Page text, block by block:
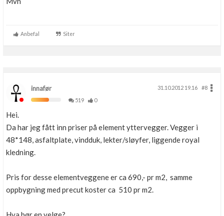
Anbefal Siter
innafør 31.10.2012 19.16
#8
519
0
Hei.
Da har jeg fått inn priser på element yttervegger. Vegger i
48*148, asfaltplate, vindduk, lekter/sløyfer, liggende royal
kledning.
Pris for desse elementveggene er ca 690,- pr m2, samme
oppbygning med precut koster ca 510 pr m2.